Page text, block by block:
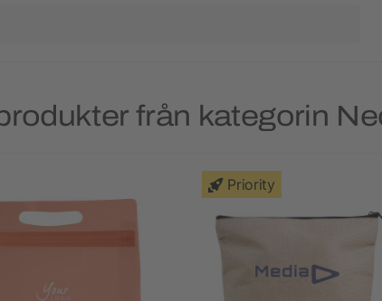
från kategorin
Priority